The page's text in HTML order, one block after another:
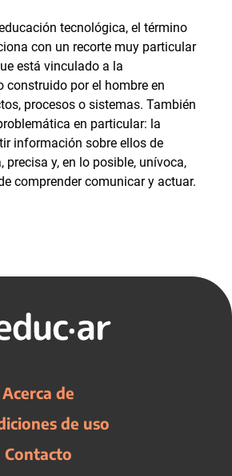
tecnológica, el término
con un recorte muy particular
está vinculado a la
construido por el hombre en
procesos o sistemas. También
en particular: la
información sobre ellos de
precisa y, en lo posible, unívoca,
comprender comunicar y actuar.
Acerca de
de uso
Contacto